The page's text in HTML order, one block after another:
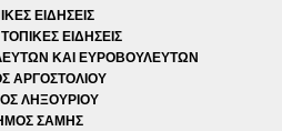
ΕΙΔΗΣΕΙΣ
ΕΙΔΗΣΕΙΣ
ΚΑΙ ΕΥΡΟΒΟΥΛΕΥΤΩΝ
ΑΡΓΟΣΤΟΛΙΟΥ
ΛΗΞΟΥΡΙΟΥ
ΣΑΜΗΣ